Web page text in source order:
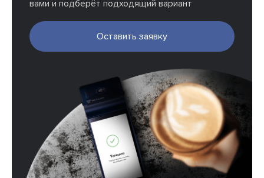
вами и подберёт подходящий вариант
Оставить заявку